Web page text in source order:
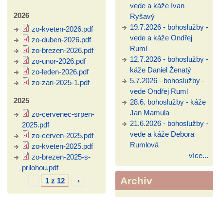
2026
zo-kveten-2026.pdf
zo-duben-2026.pdf
zo-brezen-2026.pdf
zo-unor-2026.pdf
zo-leden-2026.pdf
zo-zari-2025-1.pdf
2025
zo-cervenec-srpen-
2025.pdf
zo-cerven-2025.pdf
zo-kveten-2025.pdf
zo-brezen-2025-s-
prilohou.pdf
1 z 12
›
vede a káže Ivan
Ryšavý
19.7.2026 - bohoslužby -
vede a káže Ondřej
Ruml
12.7.2026 - bohoslužby -
káže Daniel Ženatý
5.7.2026 - bohoslužby -
vede Ondřej Ruml
28.6. bohoslužby - káže
Jan Mamula
21.6.2026 - bohoslužby -
vede a káže Debora
Rumlová
více...
Archiv